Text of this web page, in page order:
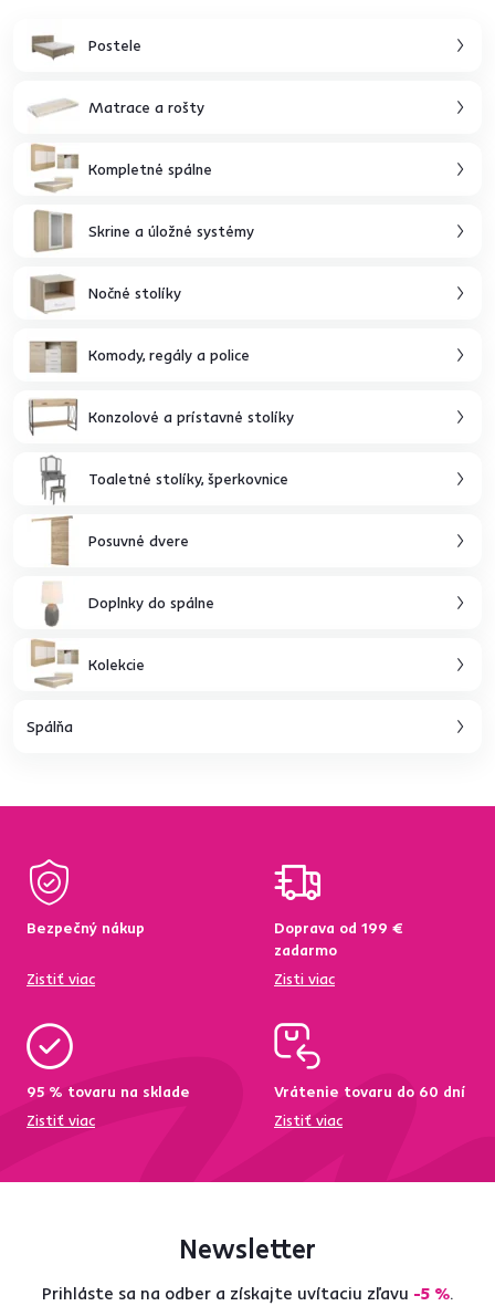
Postele
Matrace a rošty
Kompletné spálne
Skrine a úložné systémy
Nočné stolíky
Komody, regály a police
Konzolové a prístavné stolíky
Toaletné stolíky, šperkovnice
Posuvné dvere
Doplnky do spálne
Kolekcie
Spálňa
Bezpečný nákup
Zistiť viac
Doprava od 199 €
zadarmo
Zisti viac
95 % tovaru na sklade
Zistiť viac
Vrátenie tovaru do 60 dní
Zistiť viac
Newsletter
Prihláste sa na odber a získajte uvítaciu zľavu -5 %.